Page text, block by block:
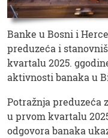
Banke u Bosni i
preduzeća i
kvartalu 2025.
aktivnosti banaka u
Potražnja preduzeća
u prvom kvartalu
odgovora banaka